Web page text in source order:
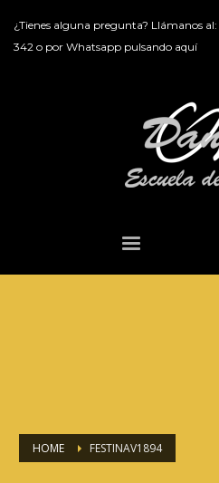
¿Tienes alguna pregunta? Llámanos al:
342 o por Whatsapp pulsando aquí
HOME FESTINAV1894